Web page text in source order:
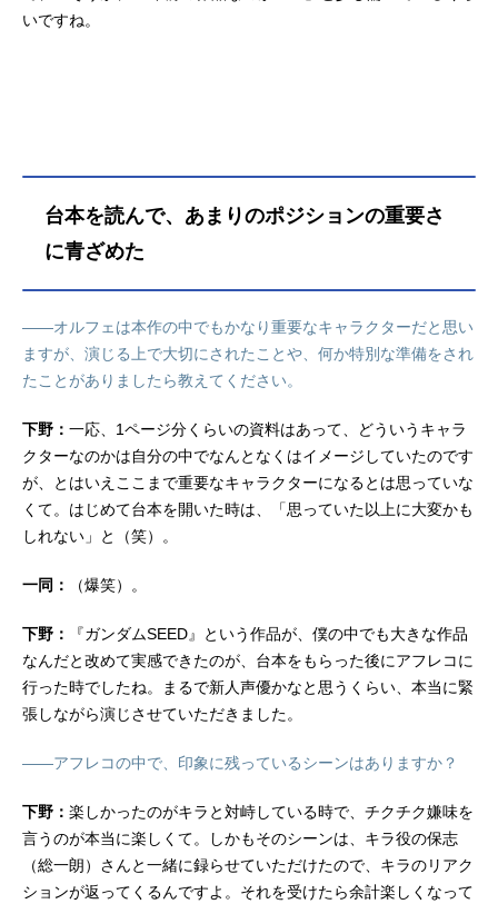
いですね。
台本を読んで、あまりのポジションの重要さ
に青ざめた
――オルフェは本作の中でもかなり重要なキャラクターだと思い
ますが、演じる上で大切にされたことや、何か特別な準備をされ
たことがありましたら教えてください。
下野： 一応、1ページ分くらいの資料はあって、どういうキャラ
クターなのかは自分の中でなんとなくはイメージしていたのです
が、とはいえここまで重要なキャラクターになるとは思っていな
くて。はじめて台本を開いた時は、「思っていた以上に大変かも
しれない」と（笑）。
一同： （爆笑）。
下野：
『ガンダムSEED』という作品が、僕の中でも大きな作品
なんだと改めて実感できたのが、台本をもらった後にアフレコに
行った時でしたね。まるで新人声優かなと思うくらい、本当に緊
張しながら演じさせていただきました。
――アフレコの中で、印象に残っているシーンはありますか？
下野： 楽しかったのがキラと対峙している時で、チクチク嫌味を
言うのが本当に楽しくて。しかもそのシーンは、キラ役の保志
（総一朗）さんと一緒に録らせていただけたので、キラのリアク
ションが返ってくるんですよ。それを受けたら余計楽しくなって